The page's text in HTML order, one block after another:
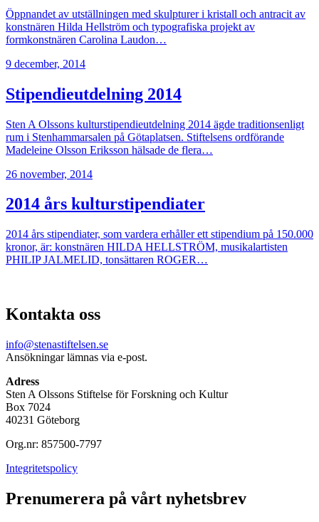
Öppnandet av utställningen med skulpturer i kristall och antracit av
konstnären Hilda Hellström och typografiska projekt av
formkonstnären Carolina Laudon…
9 december, 2014
Stipendieutdelning 2014
Sten A Olssons kulturstipendieutdelning 2014 ägde traditionsenligt
rum i Stenhammarsalen på Götaplatsen. Stiftelsens ordförande
Madeleine Olsson Eriksson hälsade de flera…
26 november, 2014
2014 års kulturstipendiater
2014 års stipendiater, som vardera erhåller ett stipendium på 150.000
kronor, är: konstnären HILDA HELLSTRÖM, musikalartisten
PHILIP JALMELID, tonsättaren ROGER…
Kontakta oss
info@stenastiftelsen.se
Ansökningar lämnas via e-post.
Adress
Sten A Olssons Stiftelse för Forskning och Kultur
Box 7024
40231 Göteborg
Org.nr: 857500-7797
Integritetspolicy
Prenumerera på vårt nyhetsbrev